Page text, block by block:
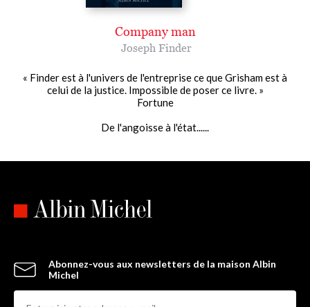
Company man
Joseph Finder
« Finder est à l'univers de l'entreprise ce que Grisham est à
celui de la justice. Impossible de poser ce livre. »
Fortune
De l'angoisse à l'état......
Abonnez-vous aux newsletters de la maison Albin
Michel